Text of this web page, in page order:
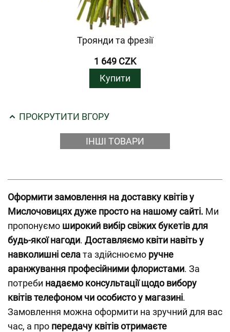
Троянди та фрезії
1 649 CZK
Купити
ПРОКРУТИТИ ВГОРУ
ІНШІ ТОВАРИ
Оформити замовлення на доставку квітів у
Мислочовицях дуже просто на нашому сайті. Ми
пропонуємо широкий вибір свіжих букетів для
будь-якої нагоди. Доставляємо квіти навіть у
навколишні селата здійснюємо ручне
аранжування професійними флористами. За
потреби надаємо консультації щодо вибору
квітів телефоном чи особисто у магазині.
Замовлення можна оформити на зручний для вас
час, а про передачу квітів отримаєте